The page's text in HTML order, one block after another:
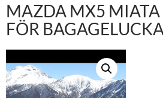
MAZDA MX5 MIATA
FÖR